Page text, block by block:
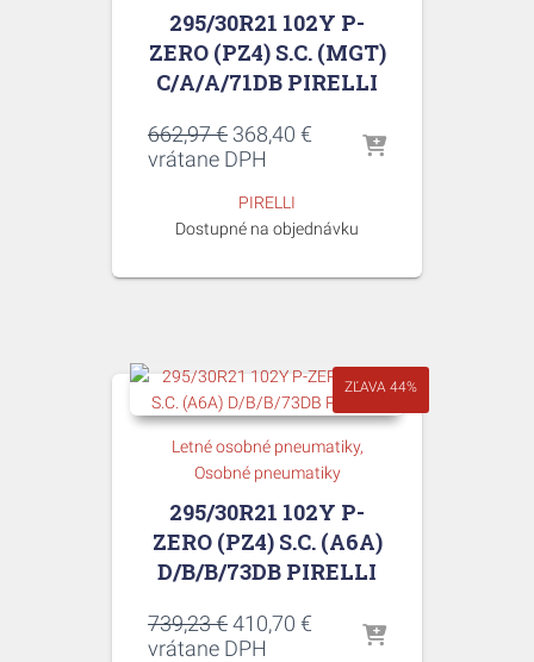
295/30R21 102Y P-
ZERO (PZ4) S.C. (MGT)
C/A/A/71DB PIRELLI
662,97€ Pôvodná
cena
662,97 €.
368,40 € Aktuálna
vrátane DPH
PIRELLI
Dostupné na objednávku
ZĽAVA 44%
Letné osobné pneumatiky
Osobné pneumatiky
295/30R21 102Y P-
ZERO (PZ4) S.C. (A6A)
D/B/B/73DB PIRELLI
739,23€Pôvodná
cena
410,70 € Aktuálna
vrátane DPH